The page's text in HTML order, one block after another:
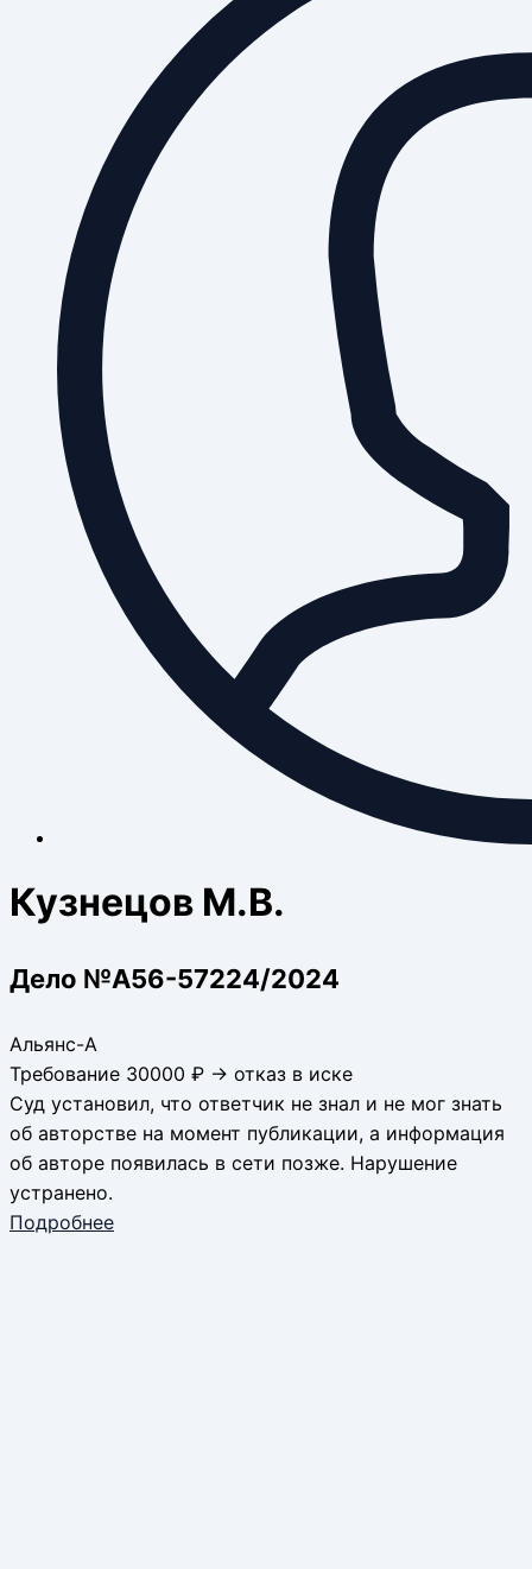
Кузнецов М.В.
Дело №А56-57224/2024
Альянс-А
Требование 30000 ₽ → отказ в иске
Суд установил, что ответчик не знал и не мог знать
об авторстве на момент публикации, а информация
об авторе появилась в сети позже. Нарушение
устранено.
Подробнее